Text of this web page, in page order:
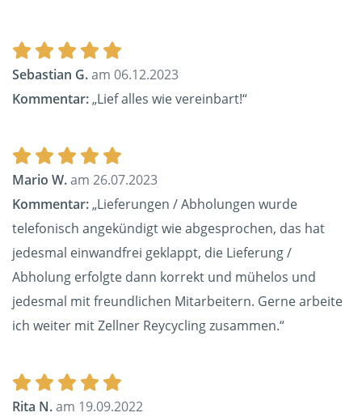
Sebastian G.am 06.12.2023
Kommentar:„Lief alles wie vereinbart!“
Mario W.am 26.07.2023
Kommentar:„Lieferungen / Abholungen wurde
telefonisch angekündigt wie abgesprochen, das hat
jedesmal einwandfrei geklappt, die Lieferung /
Abholung erfolgte dann korrekt und mühelos und
jedesmal mit freundlichen Mitarbeitern. Gerne arbeite
ich weiter mit Zellner Reycycling zusammen.“
Rita N.am 19.09.2022